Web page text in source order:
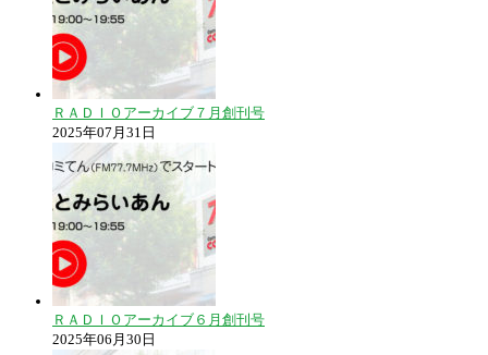
ＲＡＤＩＯアーカイブ７月創刊号
2025年07月31日
ＲＡＤＩＯアーカイブ６月創刊号
2025年06月30日